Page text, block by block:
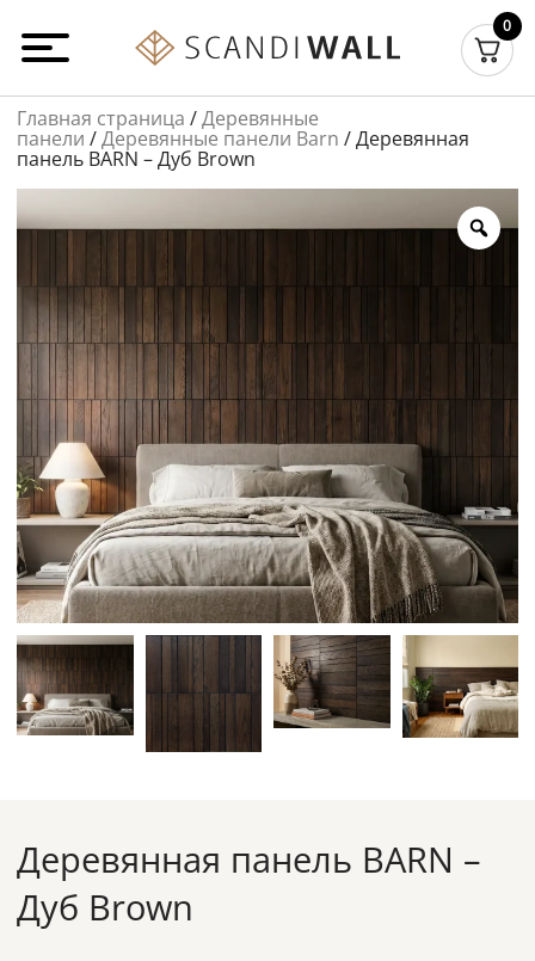
содержимому
0
Главная страница /Деревянные
панели /Деревянные панели Barn / Деревянная
панель BARN – Дуб Brown
Деревянная панель BARN –
Дуб Brown